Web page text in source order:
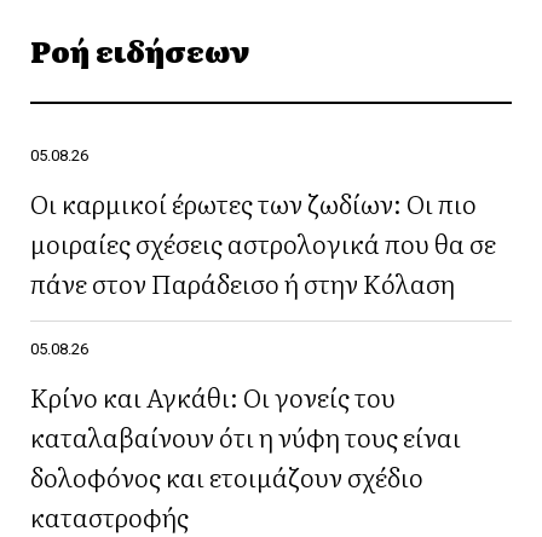
Ροή ειδήσεων
05.08.26
Οι καρμικοί έρωτες των ζωδίων: Οι πιο
μοιραίες σχέσεις αστρολογικά που θα σε
πάνε στον Παράδεισο ή στην Κόλαση
05.08.26
Κρίνο και Αγκάθι: Οι γονείς του
καταλαβαίνουν ότι η νύφη τους είναι
δολοφόνος και ετοιμάζουν σχέδιο
καταστροφής